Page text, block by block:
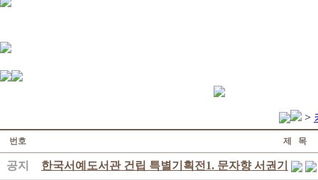
>
번호 제 목
공지 한국서예도서관 건립 특별기획전1. 문자향 서권기